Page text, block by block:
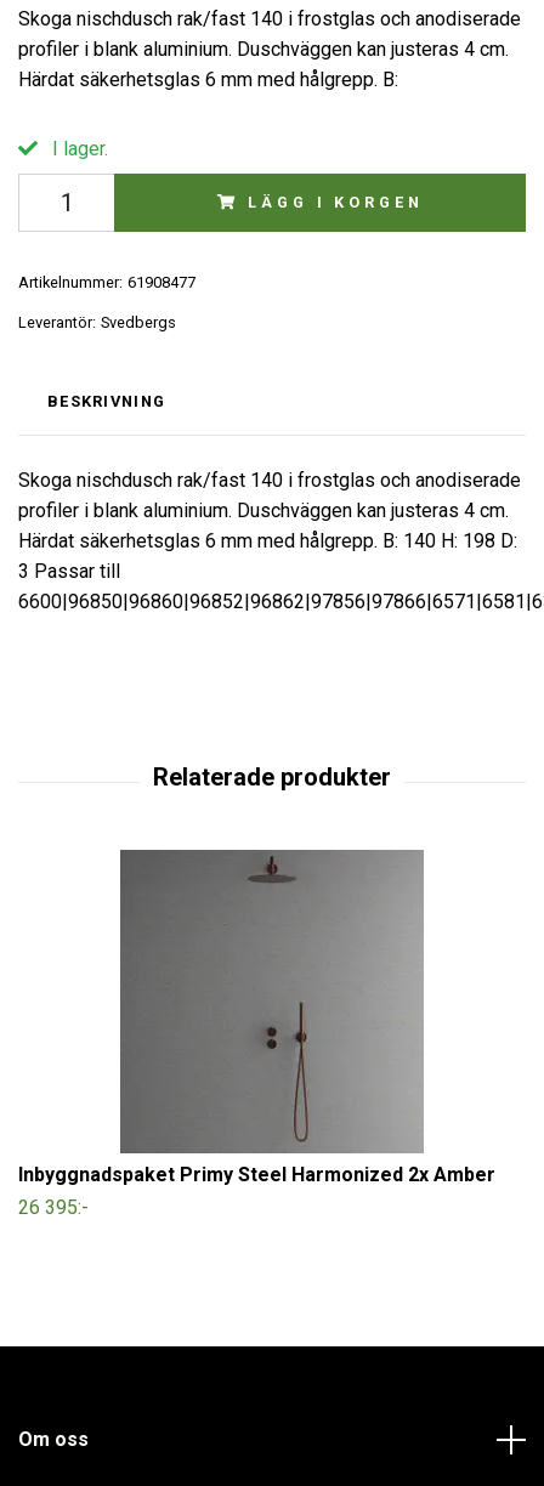
Skoga nischdusch rak/fast 140 i frostglas och anodiserade
profiler i blank aluminium. Duschväggen kan justeras 4 cm.
Härdat säkerhetsglas 6 mm med hålgrepp. B:
I lager.
LÄGG I KORGEN
Artikelnummer: 61908477
Leverantör: Svedbergs
BESKRIVNING
Skoga nischdusch rak/fast 140 i frostglas och anodiserade
profiler i blank aluminium. Duschväggen kan justeras 4 cm.
Härdat säkerhetsglas 6 mm med hålgrepp. B: 140 H: 198 D:
3 Passar till
Inbyggnadspaket Primy Steel Harmonized 2x Amber
26 395:-
Om oss